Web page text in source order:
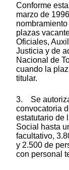
Conforme
marzo de
plazas
Oficiales,
Justicia y de
Nacional de
cuando la
titular.
3. Se
convocatoria
estatutario de
Social hasta
facultativo,
y 2.500 de
con personal